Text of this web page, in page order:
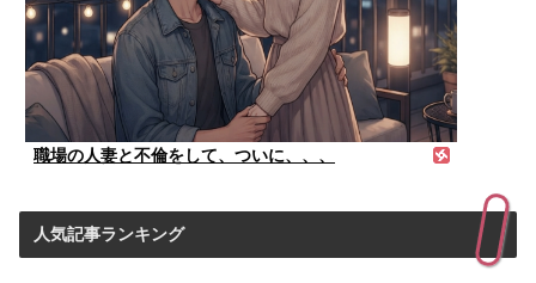
職場の人妻と不倫をして、ついに、、、
人気記事ランキング